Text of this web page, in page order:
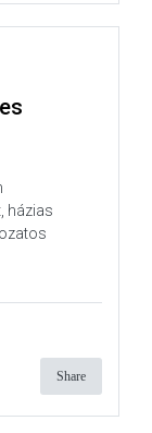
házias
Share